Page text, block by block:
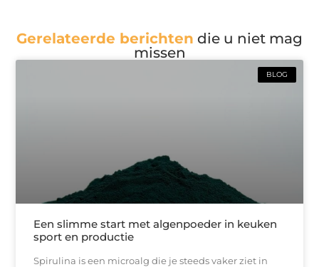
Gerelateerde berichten die u niet mag
missen
BLOG
Een slimme start met algenpoeder in keuken
sport en productie
Spirulina is een microalg die je steeds vaker ziet in